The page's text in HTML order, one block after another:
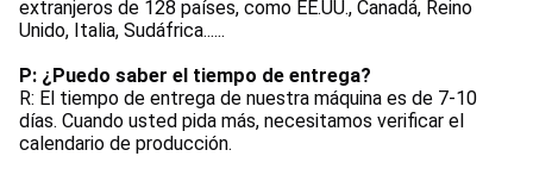
extranjeros de 128 países, como EE.UU., Canadá, Reino
Unido, Italia, Sudáfrica......
P: ¿Puedo saber el tiempo de entrega?
R: El tiempo de entrega de nuestra máquina es de 7-10
días. Cuando usted pida más, necesitamos verificar el
calendario de producción.